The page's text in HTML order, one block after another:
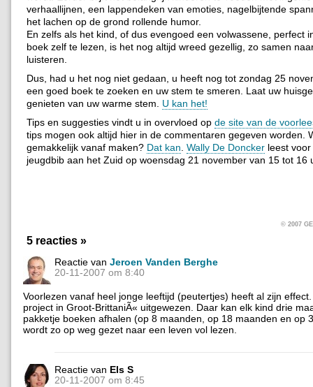
verhaallijnen, een lappendeken van emoties, nagelbijtende
het lachen op de grond rollende humor.
En zelfs als het kind, of dus evengoed een volwassene, perfect
boek zelf te lezen, is het nog altijd wreed gezellig, zo samen
luisteren.
Dus, had u het nog niet gedaan, u heeft nog tot zondag 25
een goed boek te zoeken en uw stem te smeren. Laat uw
genieten van uw warme stem. U kan het!
Tips en suggesties vindt u in overvloed op de site van de
tips mogen ook altijd hier in de commentaren gegeven worden.
gemakkelijk vanaf maken? Dat kan Wally De Doncker leest
jeugdbib aan het Zuid op woensdag 21 november van 15 tot 16
© 2007
5 reacties »
Reactie van Jeroen Vanden Berghe
20-11-2007 om 8:40
Voorlezen vanaf heel jonge leeftijd (peutertjes) heeft al zijn
project in Groot-BrittaniÃ« uitgewezen. Daar kan elk kind drie
pakketje boeken afhalen (op 8 maanden, op 18 maanden en op
wordt zo op weg gezet naar een leven vol lezen.
Reactie van Els S
20-11-2007 om 8:45